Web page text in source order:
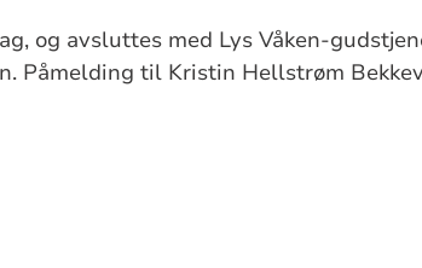
og avsluttes med Lys Våken-
Påmelding til Kristin Hellstrøm